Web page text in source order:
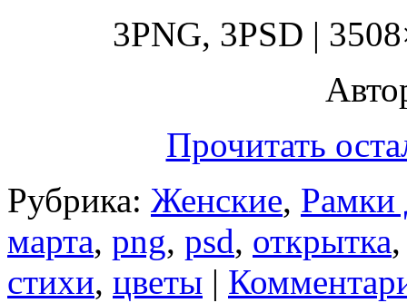
3PNG, 3PSD |
Прочитать
Рубрика: Женские, Рамки
марта, png, psd, открытка
стихи, цветы |